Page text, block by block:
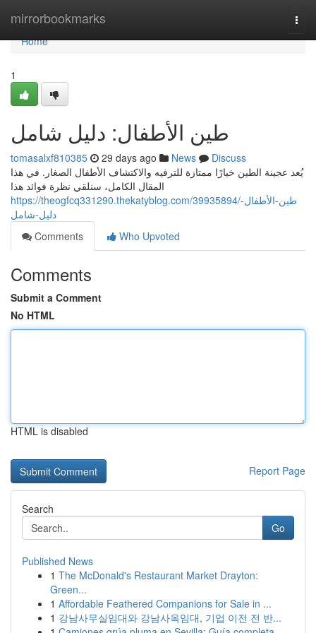
mirrorbookmarks
Home
Home
1
طين الأطفال: دليل شامل
tomasalxf810385 29 days ago News
Discuss
يُعد عجينة الطين خيارًا ممتازة للترفيه والاكتشاف الأطفال الصغار. في هذا
المقال الكامل، سنلقي نظرة فوائد هذا
https://theogfcq331290.thekatyblog.com/39935894/طين-الأطفال-
دليل-شامل
Comments
Who Upvoted
Comments
Submit a Comment
No HTML
HTML is disabled
Report Page
Search
Go
Published News
1 The McDonald's Restaurant Market Drayton:
Green...
1 Affordable Feathered Companions for Sale in ...
1 강남사무실임대와 강남사옥임대, 기업 이전 전 반...